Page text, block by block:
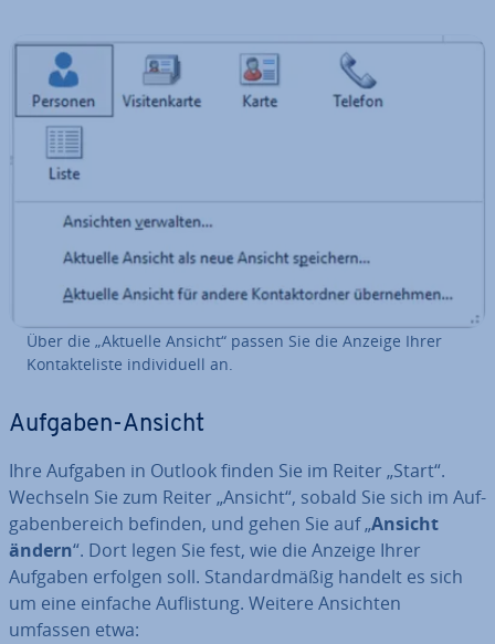
Über die „Aktuelle Ansicht“ passen Sie die Anzeige Ihrer
Kon­takt­e­lis­te in­di­vi­du­ell an.
Aufgaben-Ansicht
Ihre Aufgaben in Outlook finden Sie im Reiter „Start“.
Wechseln Sie zum Reiter „Ansicht“, sobald Sie sich im Auf­
ga­ben­be­reich befinden, und gehen Sie auf „Ansicht
ändern“. Dort legen Sie fest, wie die Anzeige Ihrer
Aufgaben erfolgen soll. Stan­dard­mä­ßig handelt es sich
um eine einfache Auf­lis­tung. Weitere Ansichten
umfassen etwa: